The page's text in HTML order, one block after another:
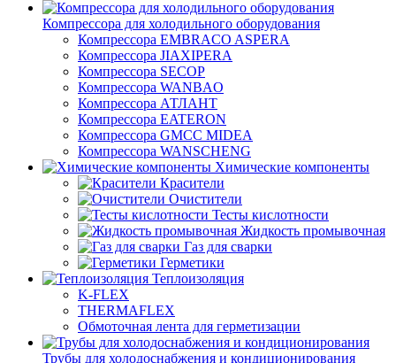
Компрессора для холодильного оборудования
Компрессора EMBRACO ASPERA
Компрессора JIAXIPERA
Компрессора SECOP
Компрессора WANBAO
Компрессора АТЛАНТ
Компрессора EATERON
Компрессора GMCC MIDEA
Компрессора WANSCHENG
Химические компоненты
Красители
Очистители
Тесты кислотности
Жидкость промывочная
Газ для сварки
Герметики
Теплоизоляция
K-FLEX
THERMAFLEX
Обмоточная лента для герметизации
Трубы для холодоснабжения и кондиционирования